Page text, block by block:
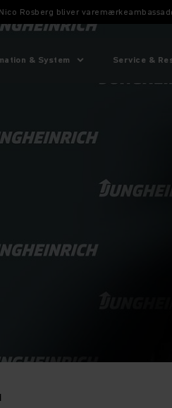
Nico Rosberg bliver
& System Service &